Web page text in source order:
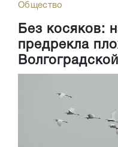
Общество
Без косяков:
предрекла